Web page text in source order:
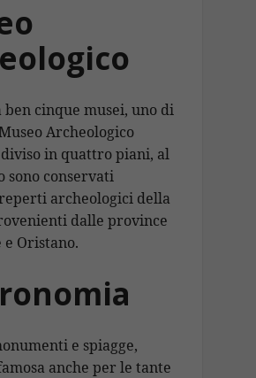
ben cinque musei, uno di
Archeologico
in quattro piani, al
sono conservati
archeologici della
dalle province
Oristano.
e spiagge,
anche per le tante